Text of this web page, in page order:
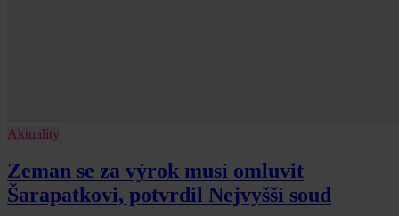
Aktuality
Zeman se za výrok musí omluvit
Šarapatkovi, potvrdil Nejvyšší soud